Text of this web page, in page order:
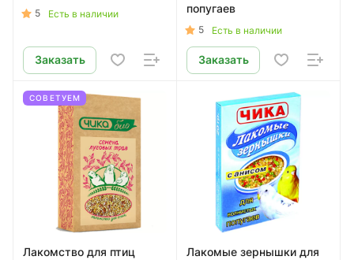
5 Есть в наличии
Заказать
попугаев
5 Есть в наличии
Заказать
СОВЕТУЕМ
Лакомство для птиц
Лакомые зернышки для